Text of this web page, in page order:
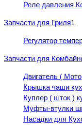
Реле давления
Запчасти для Гриля1
Регулятор
Запчасти для
Двигатель (
Крышка чаши
Куплер ( шток )
Муфты-втулки
Насадки для